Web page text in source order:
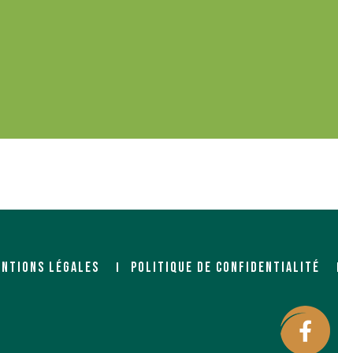
LÉGALES POLITIQUE DE CONFIDENTIALITÉ